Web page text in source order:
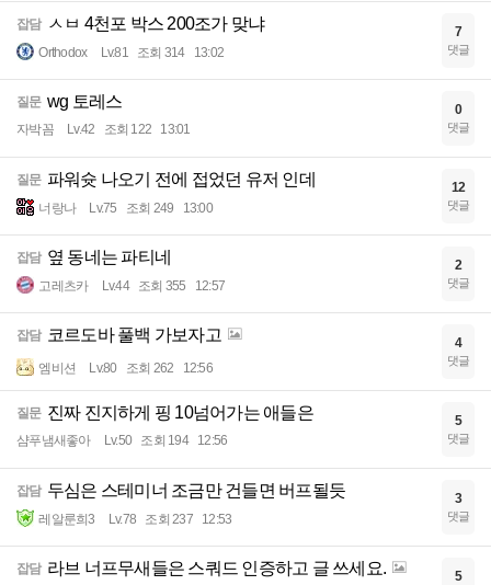
잡담 ㅅㅂ 4천포 박스 200조가 맞냐
Orthodox Lv.81 조회 314 13:02
7
댓글
질문 wg 토레스
자박꼼 Lv.42 조회 122 13:01
0
댓글
질문 파워슛 나오기 전에 접었던 유저 인데
너랑나 Lv.75 조회 249 13:00
12
댓글
잡담 옆 동네는 파티네
고레츠카 Lv.44 조회 355 12:57
2
댓글
잡담 코르도바 풀백 가보자고
엠비션 Lv.80 조회 262 12:56
4
댓글
질문 진짜 진지하게 핑 10넘어가는 애들은
샴푸냄새좋아 Lv.50 조회 194 12:56
5
댓글
잡담 두심은 스테미너 조금만 건들면 버프될듯
레알룬희3 Lv.78 조회 237 12:53
3
댓글
잡담 라브 너프무새들은 스쿼드 인증하고 글 쓰세요. 5